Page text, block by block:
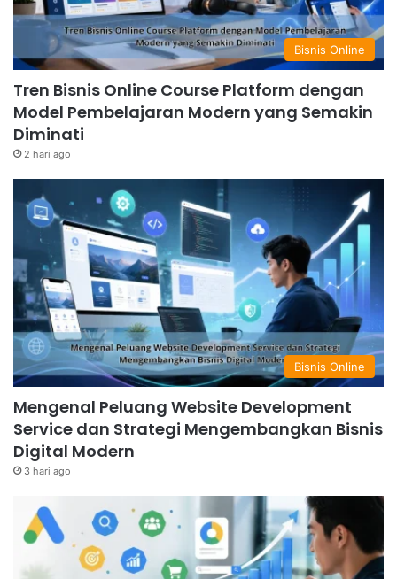
Bisnis Online
Tren Bisnis Online Course Platform dengan
Model Pembelajaran Modern yang Semakin
Diminati
2 hari ago
Bisnis Online
Mengenal Peluang Website Development
Service dan Strategi Mengembangkan Bisnis
Digital Modern
3 hari ago